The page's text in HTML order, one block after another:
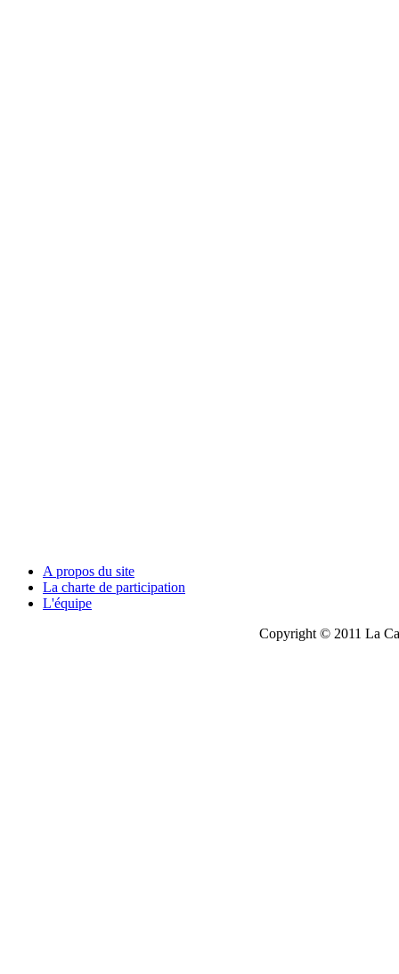
A propos du site
La charte de participation
L'équipe
Copyright © 2011 La